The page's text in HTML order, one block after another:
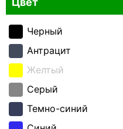
Черный
Антрацит
Желтый
Серый
Темно-синий